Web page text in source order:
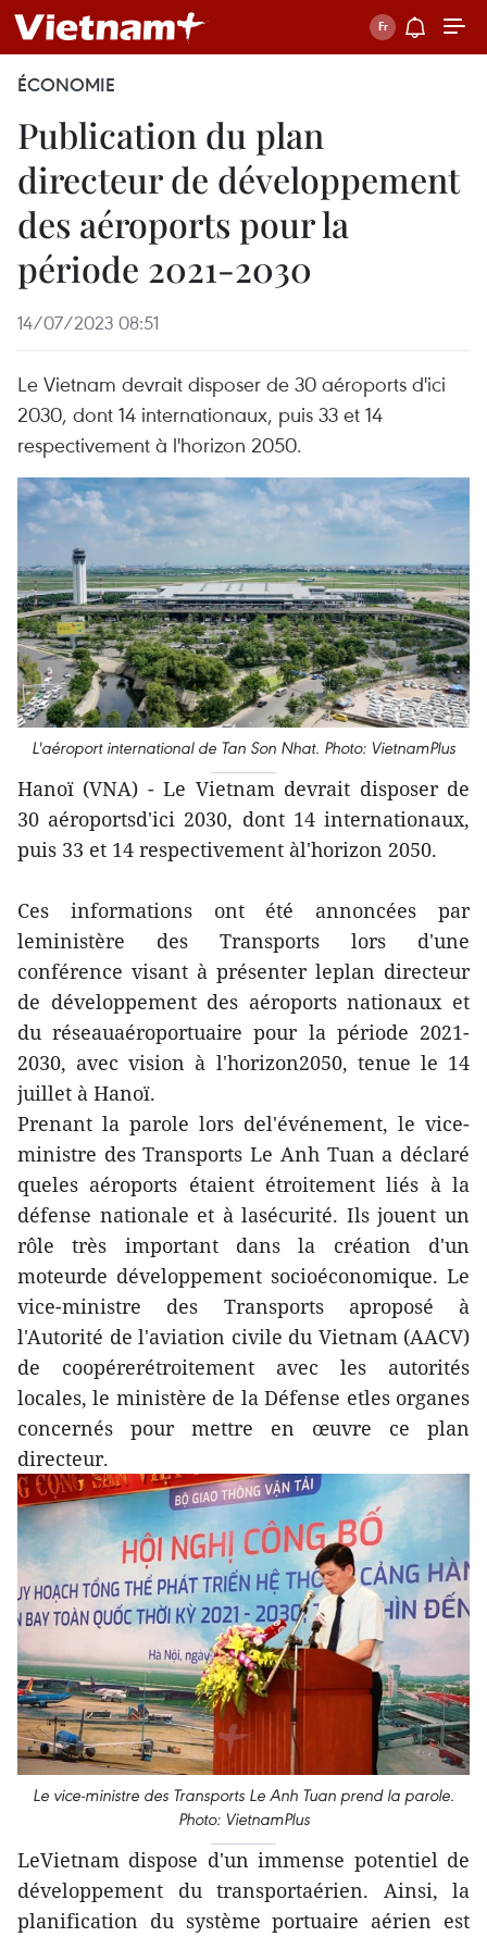
ÉCONOMIE
Publication du plan
directeur de développement
des aéroports pour la
période 2021-2030
14/07/2023 08:51
Le Vietnam devrait disposer de 30 aéroports d'ici
2030, dont 14 internationaux, puis 33 et 14
respectivement à l'horizon 2050.
L'aéroport international de Tan Son Nhat. Photo: VietnamPlus
Hanoï (VNA) - Le Vietnam devrait disposer de
30 aéroportsd'ici 2030, dont 14 internationaux,
puis 33 et 14 respectivement àl'horizon 2050.
Ces informations ont été annoncées par
leministère des Transports lors d'une
conférence visant à présenter leplan directeur
de développement des aéroports nationaux et
du réseauaéroportuaire pour la période 2021-
2030, avec vision à l'horizon2050, tenue le 14
juillet à Hanoï.
Prenant la parole lors del'événement, le vice-
ministre des Transports Le Anh Tuan a déclaré
queles aéroports étaient étroitement liés à la
défense nationale et à lasécurité. Ils jouent un
rôle très important dans la création d'un
moteurde développement socioéconomique. Le
vice-ministre des Transports aproposé à
l'Autorité de l'aviation civile du Vietnam (AACV)
de coopérerétroitement avec les autorités
locales, le ministère de la Défense etles organes
concernés pour mettre en œuvre ce plan
directeur.
Le vice-ministre des Transports Le Anh Tuan prend la parole.
Photo: VietnamPlus
LeVietnam dispose d'un immense potentiel de
développement du transportaérien. Ainsi, la
planification du système portuaire aérien est